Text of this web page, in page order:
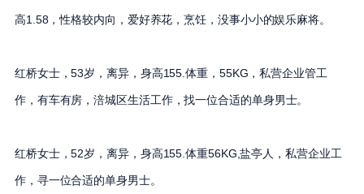
高1.58，性格较内向，爱好养花，烹饪，没事小小的娱乐麻将。
红桥女士，53岁，离异，身高155.体重，55KG，私营企业管工
作，有车有房，涪城区生活工作，找一位合适的单身男士。
红桥女士，52岁，离异，身高155.体重56KG,盐亭人，私营企业工
作，寻一位合适的单身男士。